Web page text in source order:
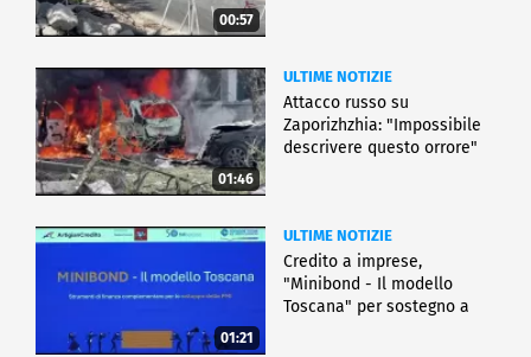
00:57
01:46
ULTIME NOTIZIE
Attacco russo su
Zaporizhzhia: "Impossibile
descrivere questo orrore"
01:21
ULTIME NOTIZIE
Credito a imprese,
"Minibond - Il modello
Toscana" per sostegno a